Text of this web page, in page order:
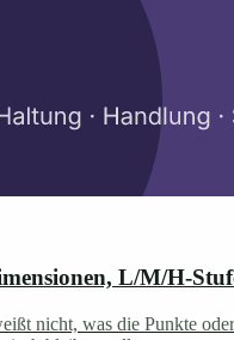
L/M/H-
nicht, was die Punkte